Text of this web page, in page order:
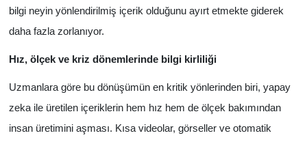
bilgi neyin yönlendirilmiş içerik olduğunu ayırt etmekte giderek
daha fazla zorlanıyor.
Hız, ölçek ve kriz dönemlerinde bilgi kirliliği
Uzmanlara göre bu dönüşümün en kritik yönlerinden biri, yapay
zeka ile üretilen içeriklerin hem hız hem de ölçek bakımından
insan üretimini aşması. Kısa videolar, görseller ve otomatik